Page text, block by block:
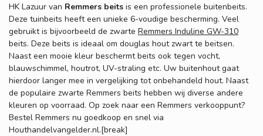
HK Lazuur van Remmers beits is een professionele buitenbeits.
Deze tuinbeits heeft een unieke 6-voudige bescherming. Veel
gebruikt is bijvoorbeeld de zwarte Remmers Induline GW-310
beits. Deze beits is ideaal om douglas hout zwart te beitsen.
Naast een mooie kleur beschermt beits ook tegen vocht,
blauwschimmel, houtrot, UV-straling etc. Uw buitenhout gaat
hierdoor langer mee in vergelijking tot onbehandeld hout. Naast
de populaire zwarte Remmers beits hebben wij diverse andere
kleuren op voorraad. Op zoek naar een Remmers verkooppunt?
Bestel Remmers nu goedkoop en snel via
Houthandelvangelder.nl.[break]